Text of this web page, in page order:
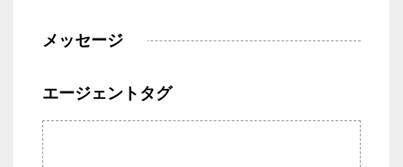
メッセージ
エージェントタグ